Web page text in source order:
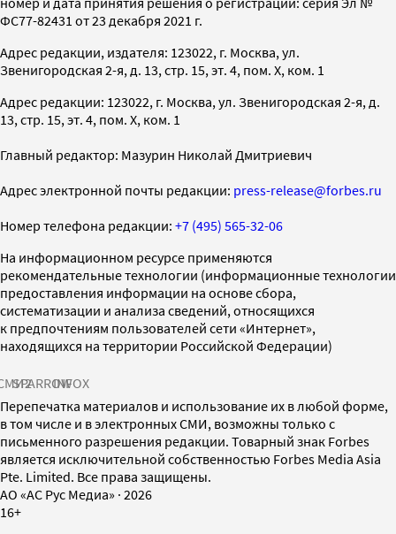
ФС77-82431 от 23 декабря 2021 г.
Адрес редакции, издателя: 123022, г. Москва, ул.
Звенигородская 2-я, д. 13, стр. 15, эт. 4, пом. X, ком. 1
Адрес редакции: 123022, г. Москва, ул. Звенигородская 2-я, д.
13, стр. 15, эт. 4, пом. X, ком. 1
Главный редактор: Мазурин Николай Дмитриевич
Адрес электронной почты редакции: press-release@forbes.ru
Номер телефона редакции: +7 (495) 565-32-06
На информационном ресурсе применяются
рекомендательные технологии (информационные технологии
предоставления информации на основе сбора,
систематизации и анализа сведений, относящихся
к предпочтениям пользователей сети «Интернет»,
находящихся на территории Российской Федерации)
SPARROWINFOX
Перепечатка материалов и использование их в любой форме,
в том числе и в электронных СМИ, возможны только с
письменного разрешения редакции. Товарный знак Forbes
является исключительной собственностью Forbes Media Asia
Pte. Limited. Все права защищены.
AO «АС Рус Медиа» · 2026
16+